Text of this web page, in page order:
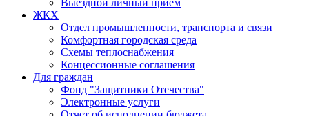
Выездной личный прием
ЖКХ
Отдел промышленности, транспорта и связи
Комфортная городская среда
Схемы теплоснабжения
Концессионные соглашения
Для граждан
Фонд "Защитники Отечества"
Электронные услуги